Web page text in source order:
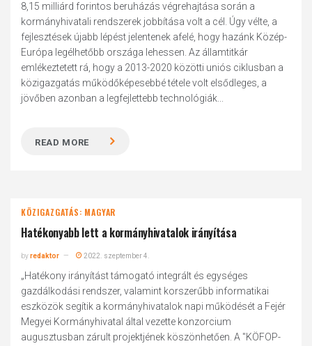
8,15 milliárd forintos beruházás végrehajtása során a
kormányhivatali rendszerek jobbítása volt a cél. Úgy vélte, a
fejlesztések újabb lépést jelentenek afelé, hogy hazánk Közép-
Európa legélhetőbb országa lehessen. Az államtitkár
emlékeztetett rá, hogy a 2013-2020 közötti uniós ciklusban a
közigazgatás működőképesebbé tétele volt elsődleges, a
jövőben azonban a legfejlettebb technológiák...
READ MORE
KÖZIGAZGATÁS: MAGYAR
Hatékonyabb lett a kormányhivatalok irányítása
byredaktor 2022. szeptember 4.
„Hatékony irányítást támogató integrált és egységes
gazdálkodási rendszer, valamint korszerűbb informatikai
eszközök segítik a kormányhivatalok napi működését a Fejér
Megyei Kormányhivatal által vezette konzorcium
augusztusban zárult projektjének köszönhetően. A "KÖFOP-